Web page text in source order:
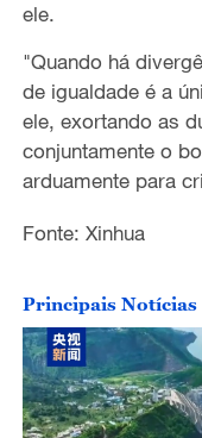
ele.
"Quando há
de igualdade é a
ele, exortando as
conjuntamente o
arduamente para
Fonte: Xinhua
Principais Notícias